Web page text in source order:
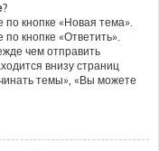
кнопке «Новая тема».
кнопке «Ответить».
чем отправить
внизу страниц
темы», «Вы можете